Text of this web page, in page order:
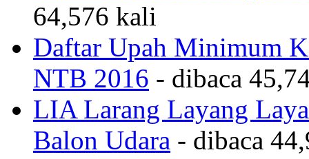
Hamili Ibu Kandung,
64,576 kali
Daftar Upah Minimum
NTB 2016- dibaca
LIA Larang Layang